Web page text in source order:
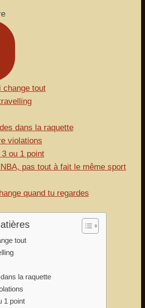
change tout
dans la raquette
violations
ou 1 point
pas tout à fait le même sport
quand tu regardes
tout
la raquette
1 point